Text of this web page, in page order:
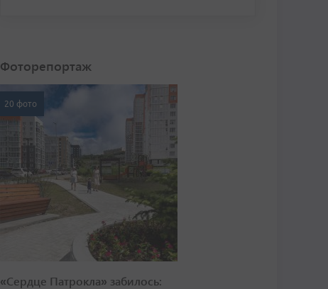
Фоторепортаж
20 фото
«Сердце Патрокла» забилось: